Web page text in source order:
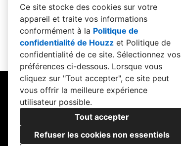
Ce site stocke des cookies sur votre
appareil et traite vos informations
conformément à la Politique de
confidentialité de Houzz et Politique de
confidentialité de ce site. Sélectionnez vos
préférences ci-dessous. Lorsque vous
cliquez sur "Tout accepter", ce site peut
vous offrir la meilleure expérience
utilisateur possible.
Tout accepter
Refuser les cookies non essentiels